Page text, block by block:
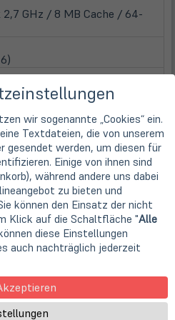
2,7 GHz / 8 MB Cache / 64-
wir sogenannte „Cookies“ ein.
Textdateien, die von unserem
gesendet werden, um diesen für
Einige von ihnen sind
während andere uns dabei
zu bieten und
können den Einsatz der nicht
Klick auf die Schaltfläche "Alle
diese Einstellungen
auch nachträglich jederzeit